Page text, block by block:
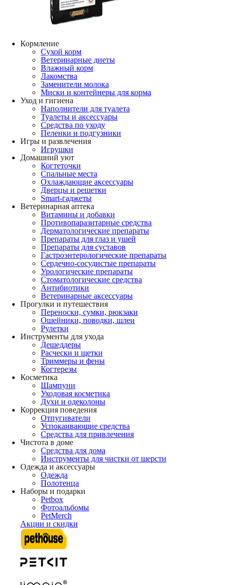
Кормление
Сухой корм
Ветеринарные диеты
Влажный корм
Лакомства
Заменители молока
Миски и контейнеры для корма
Уход и гигиена
Наполнители для туалета
Туалеты и аксессуары
Средства по уходу
Пеленки и подгузники
Игры и развлечения
Игрушки
Домашний уют
Когтеточки
Спальные места
Охлаждающие аксессуары
Дверцы и решетки
Smart-гаджеты
Ветеринарная аптека
Витамины и добавки
Противопаразитарные средства
Дерматологические препараты
Препараты для глаз и ушей
Препараты для суставов
Гастроэнтерологические препараты
Сердечно-сосудистые препараты
Урологические препараты
Стоматологические средства
Антибиотики
Ветеринарные аксессуары
Прогулки и путешествия
Переноски, сумки, рюкзаки
Ошейники, поводки, шлеи
Рулетки
Инструменты для ухода
Дешеддеры
Расчески и щетки
Триммеры и фены
Когтерезы
Косметика
Шампуни
Уходовая косметика
Духи и одеколоны
Коррекция поведения
Отпугиватели
Успокаивающие средства
Средства для привлечения
Чистота в доме
Средства для дома
Инструменты для чистки от шерсти
Одежда и аксессуары
Одежда
Полотенца
Наборы и подарки
Petbox
Фотоальбомы
PetMerch
Акции и скидки